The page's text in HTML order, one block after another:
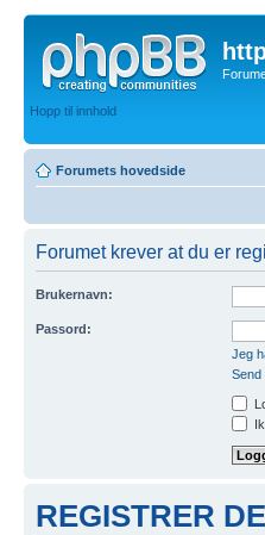
Hopp til innhold
Forumets hovedside
Forumet krever at du er
Brukernavn:
Passord:
Jeg
Send
REGISTRER